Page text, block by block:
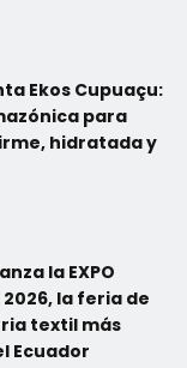
Ekos Cupuaçu:
para
hidratada y
la EXPO
2026, la feria de
textil más
Ecuador